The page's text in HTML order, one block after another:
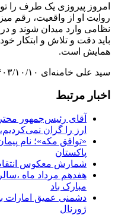
امروز پیروزی یک طرف را
روایت او از واقعیت، رقم
نظامی وارد میدان شوند و
باید دقت و تلاش و ابتکار
همایش است.
سید علی خامنه‌ای ۱۴۰۳/۱۰/۱۰
اخبار مرتبط
آقای رئیس‌جمهور
ارز را گران
«توافق مکه»؛ نام
پاکستان
شمارش معکوس
هفدهم مرداد ماه
مبارک باد
دشمنی عمیق امارات
ژورنال